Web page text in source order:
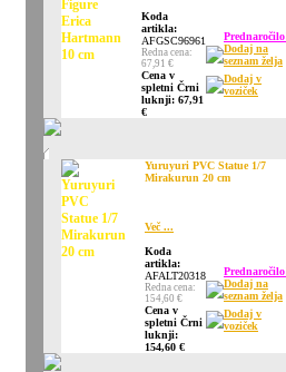
Koda
artikla:
AFGSC96961
Redna cena:
67,91 €
Cena v
spletni Črni
luknji: 67,91
€
Dodaj na
seznam želja
Dodaj v
voziček
Yuruyuri PVC Statue 1/7
Mirakurun 20 cm
Več ...
Koda
artikla:
AFALT20318
Redna cena:
154,60 €
Cena v
spletni Črni
luknji:
154,60 €
Dodaj na
seznam želja
Dodaj v
voziček